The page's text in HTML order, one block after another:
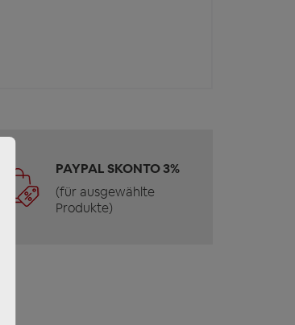
PAYPAL SKONTO 3%
(für ausgewählte
Produkte)